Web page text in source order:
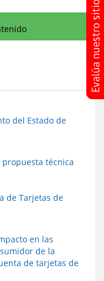
del Estado de
técnica
de Tarjetas de
en las
de la
de tarjetas de